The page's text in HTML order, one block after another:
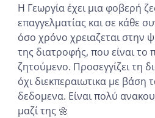
Η Γεωργία έχει μια φοβερή
επαγγελματίας και σε κάθε
όσο χρόνο χρειαζεται στην
της διατροφής, που είναι το
ζητούμενο. Προσεγγίζει τη
όχι διεκπεραιωτικα με βάση
δεδομενα. Είναι πολύ
μαζί της 🌼